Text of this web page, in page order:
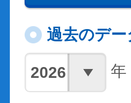
過去のデー
年